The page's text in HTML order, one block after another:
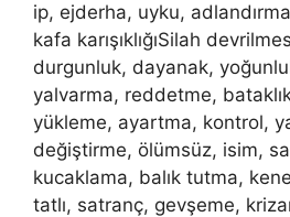
ip, ejderha, uyku,
kafa karışıklığıSilah
durgunluk, dayanak,
yalvarma, reddetme,
yükleme, ayartma, kontrol,
değiştirme, ölümsüz, isim,
kucaklama, balık tutma,
tatlı, satranç, gevşeme,